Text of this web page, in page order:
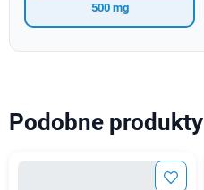
500 mg
Podobne produkty